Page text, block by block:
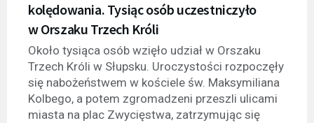
kolędowania. Tysiąc osób uczestniczyło
w Orszaku Trzech Króli
Około tysiąca osób wzięło udział w Orszaku
Trzech Króli w Słupsku. Uroczystości rozpoczęły
się nabożeństwem w kościele św. Maksymiliana
Kolbego, a potem zgromadzeni przeszli ulicami
miasta na plac Zwycięstwa, zatrzymując się